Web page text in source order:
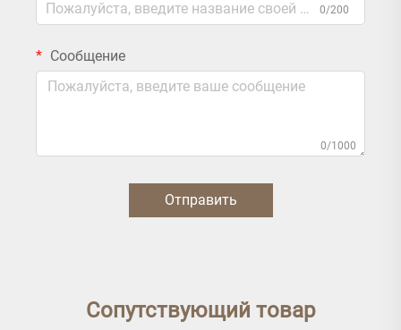
0/200
Сообщение
0/1000
Отправить
Сопутствующий товар